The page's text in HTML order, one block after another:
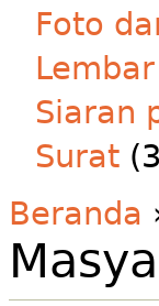
Foto
Siaran
Surat
Beranda